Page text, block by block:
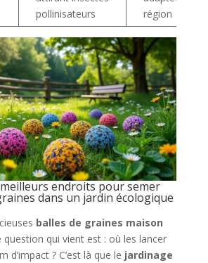
pollinisateurs
région
endroits pour semer
dans un jardin écologique
balles de graines maison
question qui vient est : où les lancer
d’impact ? C’est là que le jardinage